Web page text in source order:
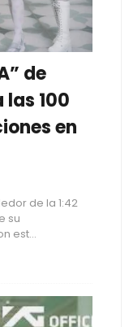
de
las 100
en
de la 1:42
su
est...